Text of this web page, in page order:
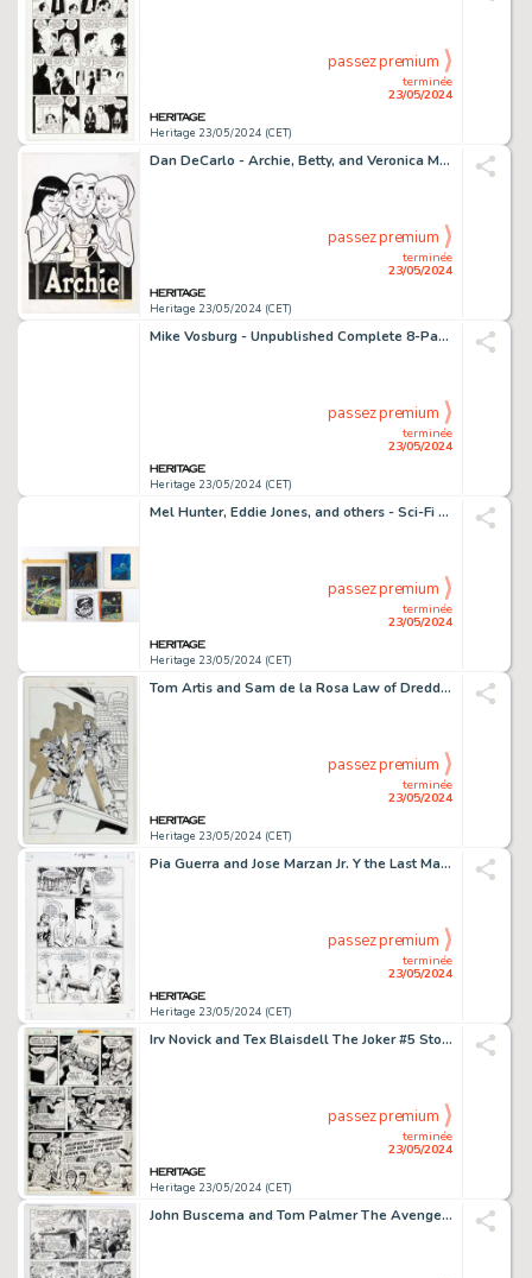
Heritage 23/05/2024 (CET)
terminée
23/05/2024
passez premium
Dan DeCarlo - Archie, Betty, and Veronica Milkshake Promotional Illustration Original Art (c. 1980s).
Heritage 23/05/2024 (CET)
terminée
23/05/2024
passez premium
Mike Vosburg - Unpublished Complete 8-Page Story Original Art (undated). (Total: 8 Original Art)
Heritage 23/05/2024 (CET)
terminée
23/05/2024
passez premium
Mel Hunter, Eddie Jones, and others - Sci-Fi Paintings Original Art and Signed Book Group of 6 (1960-2003). (Total: 6 Original Art)
Heritage 23/05/2024 (CET)
terminée
23/05/2024
passez premium
Tom Artis and Sam de la Rosa Law of Dredd #26 Cover Original Art (Fleetway/Quality, 1991).
Heritage 23/05/2024 (CET)
terminée
23/05/2024
passez premium
Pia Guerra and Jose Marzan Jr. Y the Last Man #8 Story Page 13 Original Art (DC/Vertigo, 2003).
Heritage 23/05/2024 (CET)
terminée
23/05/2024
passez premium
Irv Novick and Tex Blaisdell The Joker #5 Story Page 3 Original Art (DC, 1976).
Heritage 23/05/2024 (CET)
terminée
23/05/2024
passez premium
John Buscema and Tom Palmer The Avengers #297 Story Page 21 Original Art (Marvel, 1988).